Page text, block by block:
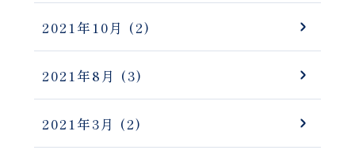
2021年10月 (2)
2021年8月 (3)
2021年3月 (2)